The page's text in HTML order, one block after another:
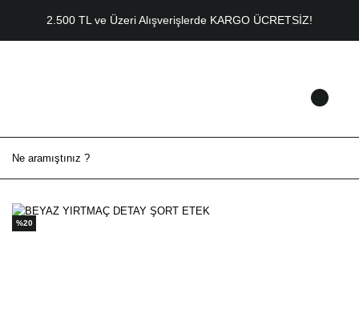
2.500 TL ve Üzeri Alışverişlerde KARGO ÜCRETSİZ!
%20